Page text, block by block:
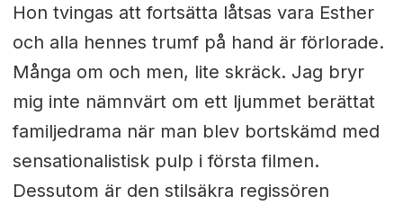
Hon tvingas att fortsätta låtsas vara Esther
och alla hennes trumf på hand är förlorade.
Många om och men, lite skräck. Jag bryr
mig inte nämnvärt om ett ljummet berättat
familjedrama när man blev bortskämd med
sensationalistisk pulp i första filmen.
Dessutom är den stilsäkra regissören